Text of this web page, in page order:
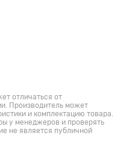
отличаться от
Производитель может
и комплектацию товара.
у менеджеров и проверять
не является публичной